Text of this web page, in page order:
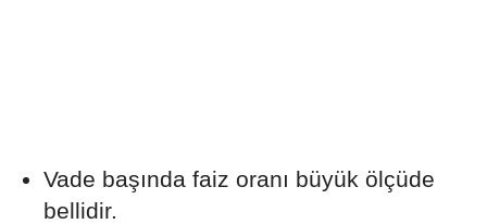
Vade başında faiz oranı büyük ölçüde
bellidir.